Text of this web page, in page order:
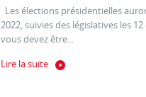
Les élections présidentielles
2022, suivies des législatives les
vous devez être...
Lire la suite